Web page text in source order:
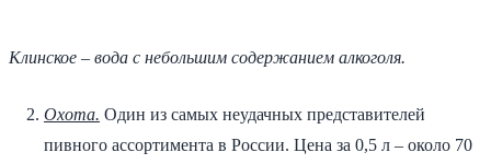
Клинское – вода с небольшим содержанием алкоголя.
Охота. Один из самых неудачных представителей
пивного ассортимента в России. Цена за 0,5 л – около 70